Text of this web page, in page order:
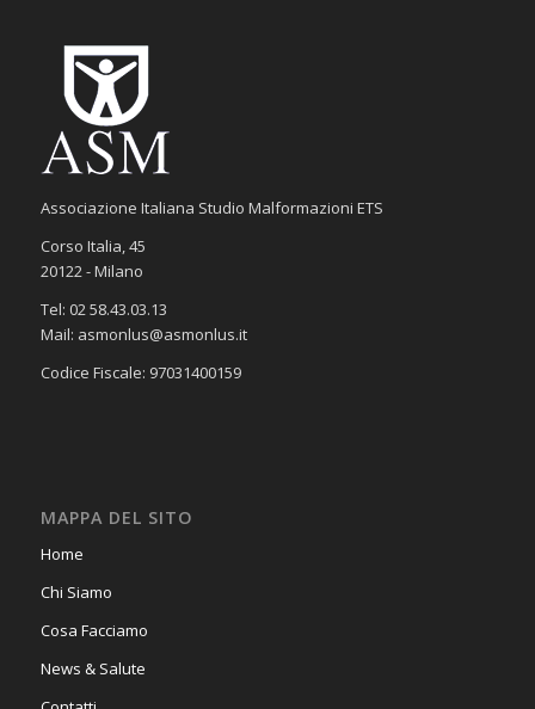
Associazione Italiana Studio Malformazioni ETS
Corso Italia, 45
20122 - Milano
Tel: 02 58.43.03.13
Mail: asmonlus@asmonlus.it
Codice Fiscale: 97031400159
MAPPA DEL SITO
Home
Chi Siamo
Cosa Facciamo
News & Salute